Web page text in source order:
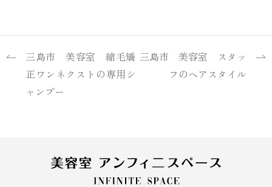
三島市 美容室 縮毛矯
正ワンネクストの専用シ
ャンプー
三島市 美容室 スタッ
フのヘアスタイル